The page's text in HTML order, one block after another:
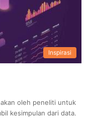
Inspirasi
oleh peneliti untuk
kesimpulan dari data.